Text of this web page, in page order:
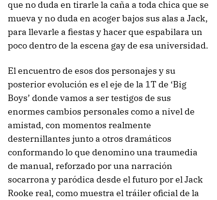
que no duda en tirarle la caña a toda chica que se
mueva y no duda en acoger bajos sus alas a Jack,
para llevarle a fiestas y hacer que espabilara un
poco dentro de la escena gay de esa universidad.
El encuentro de esos dos personajes y su
posterior evolución es el eje de la 1T de ‘Big
Boys’ donde vamos a ser testigos de sus
enormes cambios personales como a nivel de
amistad, con momentos realmente
desternillantes junto a otros dramáticos
conformando lo que denomino una traumedia
de manual, reforzado por una narración
socarrona y paródica desde el futuro por el Jack
Rooke real, como muestra el tráiler oficial de la